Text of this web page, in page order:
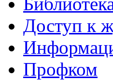
Доступ к
Профком